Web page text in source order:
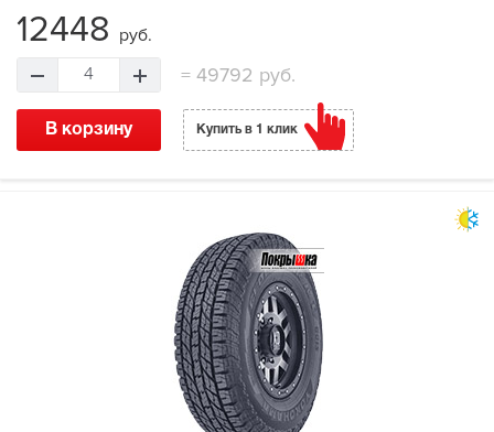
12448 руб.
4 =49792 руб.
В корзину Купить в 1 клик